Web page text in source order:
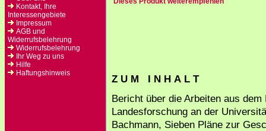
Kontakt, Ihre
Interessengebiete
Impressum
AGB und
Widerrufsbelehrung
Widerrufsbelehrung
Ihr Weg zu uns
Hilfe
Haftungshinweis
Z U M I N H A L T
Bericht über die Arbeiten aus
Landesforschung an der
Bachmann, Sieben Pläne zur